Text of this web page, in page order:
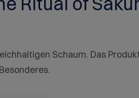
Schaum. Das